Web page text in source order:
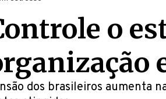
o
dos brasileiros aumenta
atingidas